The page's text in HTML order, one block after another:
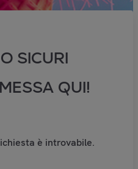
SICURI
QUI!
è introvabile.